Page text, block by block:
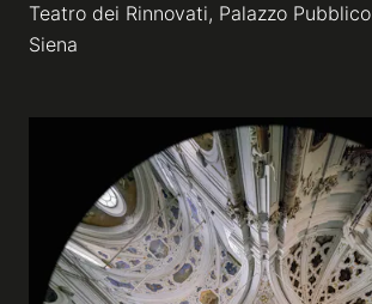
Teatro dei Rinnovati, Palazzo Pubblico
Siena